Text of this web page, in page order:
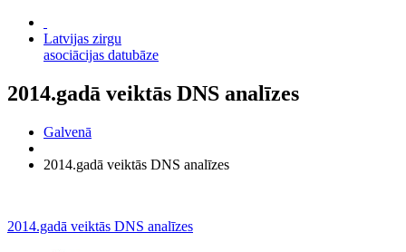
Latvijas zirgu
asociācijas datubāze
2014.gadā veiktās DNS analīzes
Galvenā
2014.gadā veiktās DNS analīzes
2014.gadā veiktās DNS analīzes